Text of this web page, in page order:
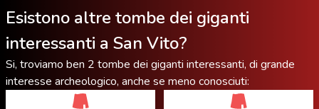
Esistono altre tombe dei giganti
interessanti a San Vito?
Si, troviamo ben 2 tombe dei giganti interessanti, di grande
interesse archeologico, anche se meno conosciuti: